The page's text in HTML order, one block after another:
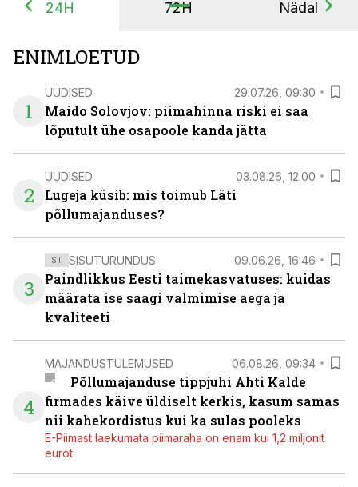
24H 72H Nädal
ENIMLOETUD
1
UUDISED 29.07.26, 09:30
Maido Solovjov: piimahinna riski ei saa
lõputult ühe osapoole kanda jätta
2
UUDISED 03.08.26, 12:00
Lugeja küsib: mis toimub Läti
põllumajanduses?
3
ST SISUTURUNDUS 09.06.26, 16:46
Paindlikkus Eesti taimekasvatuses: kuidas
määrata ise saagi valmimise aega ja
kvaliteeti
4
MAJANDUSTULEMUSED 06.08.26, 09:34
Põllumajanduse tippjuhi Ahti Kalde
firmades käive üldiselt kerkis, kasum samas
nii kahekordistus kui ka sulas pooleks
E-Piimast laekumata piimaraha on enam kui 1,2 miljonit
eurot